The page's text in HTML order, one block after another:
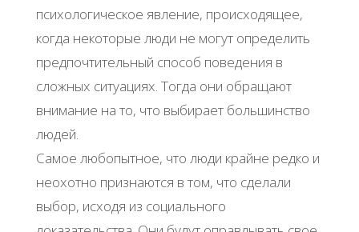
психологическое явление, происходящее,
когда некоторые люди не могут определить
предпочтительный способ поведения в
сложных ситуациях. Тогда они обращают
внимание на то, что выбирает большинство
людей.
Самое любопытное, что люди крайне редко и
неохотно признаются в том, что сделали
выбор, исходя из социального